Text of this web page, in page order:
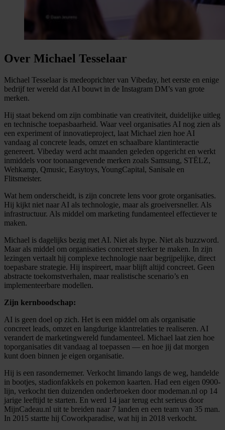
Over Michael Tesselaar
Michael Tesselaar is medeoprichter van Vibeday, het eerste en enige
bedrijf ter wereld dat AI bouwt in de Instagram DM’s van grote
merken.
Hij staat bekend om zijn combinatie van creativiteit, duidelijke uitleg
en technische toepasbaarheid. Waar veel organisaties AI nog zien als
een experiment of innovatieproject, laat Michael zien hoe AI
vandaag al concrete leads, omzet en schaalbare klantinteractie
genereert. Vibeday werd acht maanden geleden opgericht en werkt
inmiddels voor toonaangevende merken zoals Samsung, STËLZ,
Wehkamp, Qmusic, Easytoys, YoungCapital, Sanisale en
Flitsmeister.
Wat hem onderscheidt, is zijn concrete lens voor grote organisaties.
Hij kijkt niet naar AI als technologie, maar als groeiversneller. Als
infrastructuur. Als middel om marketing fundamenteel effectiever te
maken.
Michael is dagelijks bezig met AI. Niet als hype. Niet als buzzword.
Maar als middel om organisaties concreet sterker te maken. In zijn
lezingen vertaalt hij complexe technologie naar begrijpelijke, direct
toepasbare strategie. Hij inspireert, maar blijft altijd concreet. Geen
abstracte toekomstverhalen, maar realistische scenario’s en
implementeerbare modellen.
Zijn kernboodschap:
AI is geen doel op zich. Het is een middel om als organisatie
concreet leads, omzet en langdurige klantrelaties te realiseren. AI
verandert de marketingwereld fundamenteel. Michael laat zien hoe
toporganisaties dit vandaag al toepassen — en hoe jij dat morgen
kunt doen binnen je eigen organisatie.
Hij is een rasondernemer. Verkocht limando langs de weg, handelde
in bootjes, stadionfakkels en pokemon kaarten. Had een eigen 0900-
lijn, verkocht tien duizenden onderbroeken door modeman.nl op 14
jarige leeftijd te starten. En werd 14 jaar terug echt serieus door
MijnCadeau.nl uit te breiden naar 7 landen en een team van 35 man.
In 2015 startte hij Coworkparadise, wat hij in 2018 verkocht.